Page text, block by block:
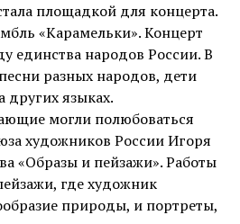
площадкой для концерта.
«Карамельки». Концерт
единства народов России. В
разных народов, дети
других языках.
могли полюбоваться
художников России Игоря
«Образы и пейзажи». Работы
где художник
природы, и портреты,